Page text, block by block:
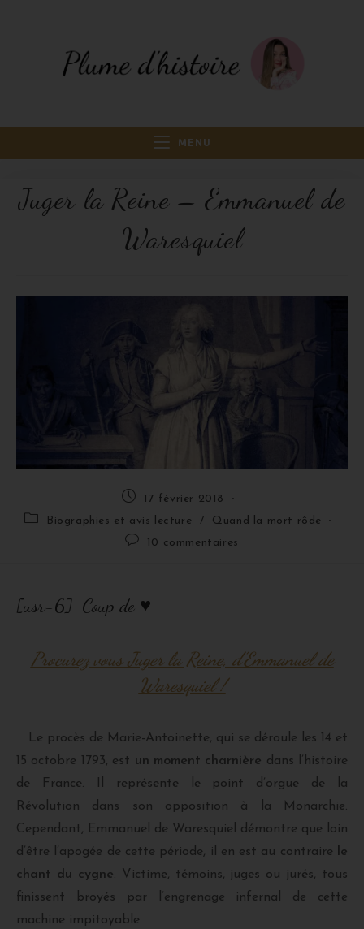
MENU
Juger la Reine – Emmanuel de
Waresquiel
17 février 2018
Biographies et avis lecture
/
Quand la mort rôde
10 commentaires
[usr=6] Coup de ♥
Procurez vous Juger la Reine, d’Emmanuel de
Waresquiel !
Le procès de Marie-Antoinette, qui se déroule les 14 et
15 octobre 1793, est un moment charnière dans l’histoire
de France. Il représente le point d’orgue de la
Révolution dans son opposition à la Monarchie.
Cependant, Emmanuel de Waresquiel démontre que loin
d’être l’apogée de cette période, il en est au contraire
le
chant du cygne. Victime, témoins, juges ou jurés, tous
finissent broyés par l’engrenage infernal de cette
machine impitoyable.